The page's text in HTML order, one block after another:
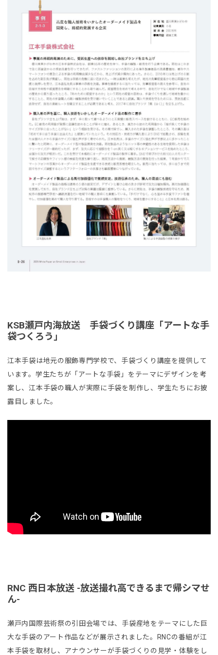
KSB瀬戸内海放送 手袋づくり講座「アートな手
袋つくろう」
江本手袋は地元の服飾専門学校で、手袋づくり講座を提供して
います。学生たちが「アートな手袋」をテーマにデザインを考
案し、江本手袋の職人が実際に手袋を制作し、学生たちにお披
露目しました。
RNC 西日本放送 -放送撮れ高できるまで帰シマせ
ん-
瀬戸内国際芸術祭の引田会場では、手袋産地をテーマにした巨
大な手袋のアート作品などが展示されました。RNCの番組が江
本手袋を取材し、アナウンサーが手袋づくりの見学・体験をし